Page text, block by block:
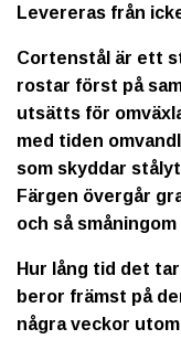
Levereras från
Cortenstål är ett
rostar först på
utsätts för
med tiden
som skyddar
Färgen övergår
och så
Hur lång tid det
beror främst på
några veckor